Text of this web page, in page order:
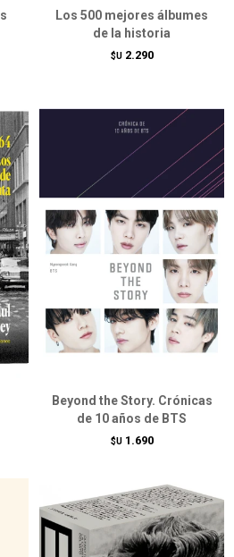
Los 500 mejores álbumes
de la historia
$U 2.290
Beyond the Story. Crónicas
de 10 años de BTS
$U 1.690